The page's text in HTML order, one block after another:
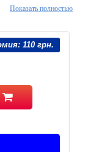
ее в чистоте.
Показать полностью
110 грн.